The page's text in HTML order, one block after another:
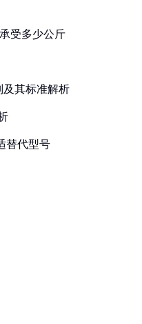
受多少公斤
及其标准解析
替代型号